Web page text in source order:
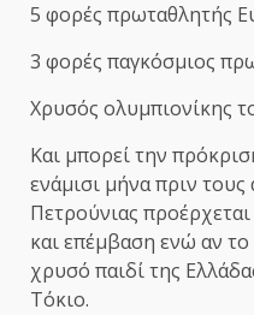
5 φορές πρωταθλητής
3 φορές παγκόσμιος
Χρυσός ολυμπιονίκης
Και μπορεί την
ενάμισι μήνα πριν
Πετρούνιας
και επέμβαση ενώ αν
χρυσό παιδί της
Τόκιο.